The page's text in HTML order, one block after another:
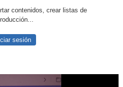
contenidos, crear listas de
sesión